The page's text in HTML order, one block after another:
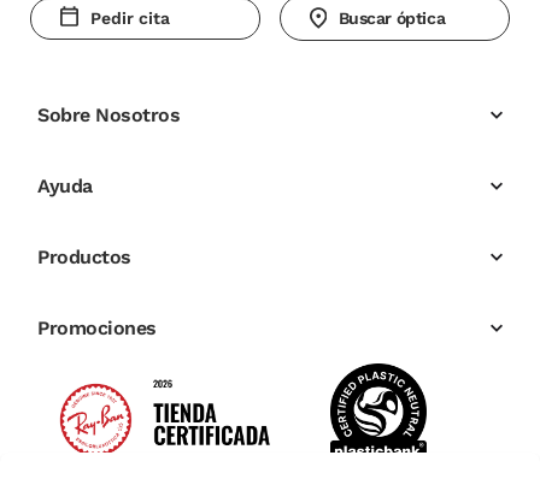
Pedir cita Buscar óptica
Sobre Nosotros
Ayuda
Productos
Promociones